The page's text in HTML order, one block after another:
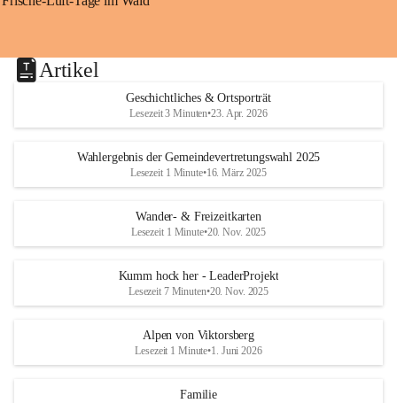
Artikel
Geschichtliches & Ortsporträt
Lesezeit 3 Minuten•23. Apr. 2026
Wahlergebnis der Gemeindevertretungswahl 2025
Lesezeit 1 Minute•16. März 2025
Wander- & Freizeitkarten
Lesezeit 1 Minute•20. Nov. 2025
Kumm hock her - LeaderProjekt
Lesezeit 7 Minuten•20. Nov. 2025
Alpen von Viktorsberg
Lesezeit 1 Minute•1. Juni 2026
Familie